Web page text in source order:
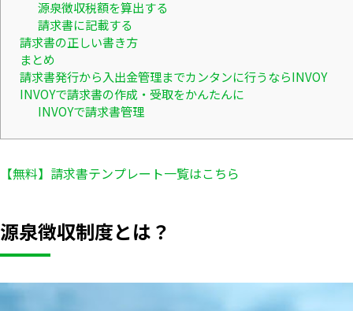
源泉徴収税額を算出する
請求書に記載する
請求書の正しい書き方
まとめ
請求書発行から入出金管理までカンタンに行うならINVOY
INVOYで請求書の作成・受取をかんたんに
INVOYで請求書管理
【無料】請求書テンプレート一覧はこちら
源泉徴収制度とは？